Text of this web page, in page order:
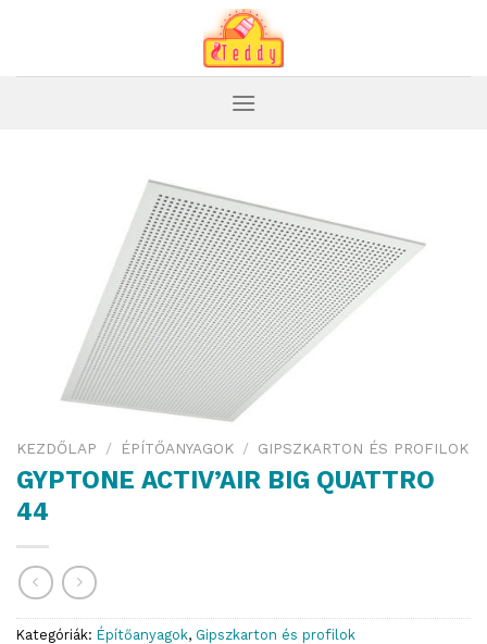
KEZDŐLAP / ÉPÍTŐANYAGOK / GIPSZKARTON ÉS PROFILOK
GYPTONE ACTIV’AIR BIG QUATTRO
44
Kategóriák: Építőanyagok, Gipszkarton és profilok